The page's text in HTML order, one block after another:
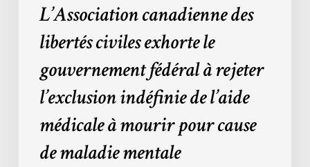
l’aide
médicale
mourir
cause
maladie
L’Association canadienne des
libertés civiles exhorte le
gouvernement fédéral à rejeter
l’exclusion indéfinie de l’aide
médicale à mourir pour cause
de maladie mentale